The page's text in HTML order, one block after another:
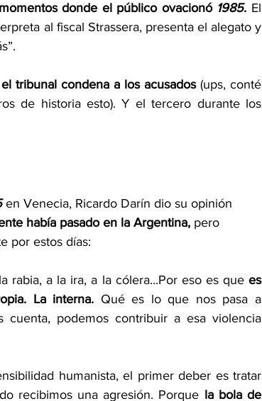
donde el público ovacionó 1985. El
al fiscal Strassera, presenta el alegato y
tribunal condena a los acusados (ups, conté
de historia esto). Y el tercero durante los
en Venecia, Ricardo Darín dio su opinión
había pasado en la Argentina, pero
por estos días:
rabia, a la ira, a la cólera...Por eso es que es
La interna. Qué es lo que nos pasa a
cuenta, podemos contribuir a esa violencia
humanista, el primer deber es tratar
recibimos una agresión. Porque la bola de